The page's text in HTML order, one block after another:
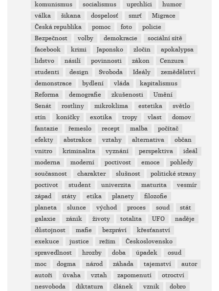
komunismus
socialismus uprchlíci
humor
válka
šikana dospelosť smrť
Migrace
Česká republika
pomoc foto
policie
Bezpečnost
volby demokracie
sociální sítě
facebook
krimi Japonsko zločin
apokalypsa
lidstvo
násilí povinnosti zákon
Cenzura
studenti
design Svoboda Ideály
zemědělství
demonstrace
bydlení vláda
kapitalismus
Reforma
demografie zkušenosti
Umění
Senát
rostliny mikroklima estetika
světlo
stín
koníčky exotika tropy vlast
domov
fantazie
řemeslo recept malba
počítač
efekty
abstrakce vztahy alternativa
občan
vnitro
kriminalita vyznání perspektiva
ideál
moderna
moderní poctivost emoce
pohledy
současnost
charakter slušnost
politické strany
poctivot
student univerzita maturita
vesmír
západ
státy etika planety
filozofie
planeta
slunce východ proces soud
stát
galaxie
zánik životy totalita UFO
naděje
důstojnost
mafie bezpráví
křesťanství
exekuce
justice režim
Československo
spravedlnost
hrozby doba úpadek
osud
moc
dogma národ záhada tajemství
autor
autoři
úvaha vztah zapomenutí
otroctví
nesvoboda
diktatura článek vznik
dobro